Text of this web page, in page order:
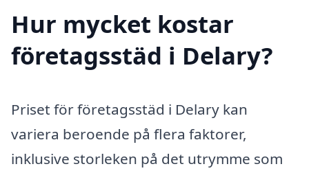
Hur mycket kostar
företagsstäd i Delary?
Priset för företagsstäd i Delary kan
variera beroende på flera faktorer,
inklusive storleken på det utrymme som